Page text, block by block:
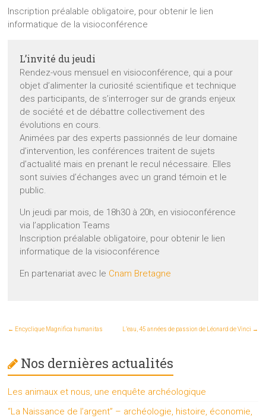
Inscription préalable obligatoire, pour obtenir le lien
informatique de la visioconférence
L’invité du jeudi
Rendez-vous mensuel en visioconférence, qui a pour
objet d’alimenter la curiosité scientifique et technique
des participants, de s’interroger sur de grands enjeux
de société et de débattre collectivement des
évolutions en cours.
Animées par des experts passionnés de leur domaine
d’intervention, les conférences traitent de sujets
d’actualité mais en prenant le recul nécessaire. Elles
sont suivies d’échanges avec un grand témoin et le
public.
Un jeudi par mois, de 18h30 à 20h, en visioconférence
via l’application Teams
Inscription préalable obligatoire, pour obtenir le lien
informatique de la visioconférence
En partenariat avec le Cnam Bretagne
← Encyclique Magnifica humanitas L’eau, 45 années de passion de Léonard de Vinci →
Nos dernières actualités
Les animaux et nous, une enquête archéologique
“La Naissance de l’argent” – archéologie, histoire, économie,